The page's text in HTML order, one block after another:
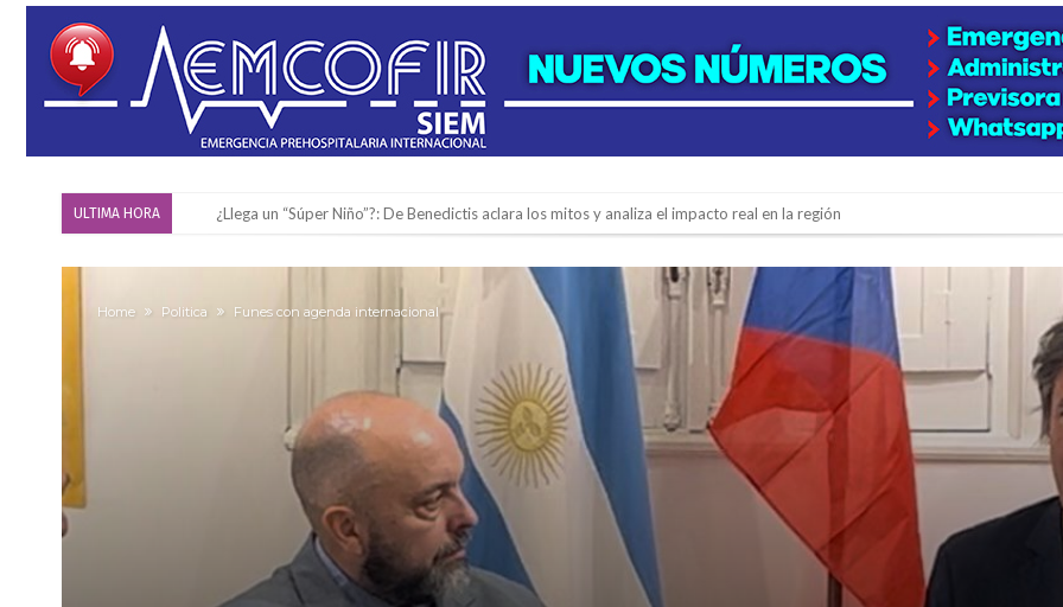
ULTIMA HORA ¿Llega un “Súper Niño”?: De Benedictis aclara los mitos y analiza el impacto real en la región
Distinguieron a Ramiro Maldonado, el campeón juvenil de malambo de Los Quirquinchos
Villada: evalúan obras preventivas ante posibles lluvias intensas
Elortondo: avanza el plan de pavimentación con la licitación de cinco nuevas cuadras
Chovet realizó el primer taller de coaching para emprendedores
Confirmaron la fecha de la maratón “Gödeken Corre”
Comienza una mesa de lectura sobre literatura japonesa en la Biblioteca Popular Nosotros
Sueño albiceleste: la arquera firmatense Jazmín David fue citada a la Selección Argentina
Roxana Carabajal dejó su huella en la peña de Casino Melincué
Home Politica Funes con agenda internacional